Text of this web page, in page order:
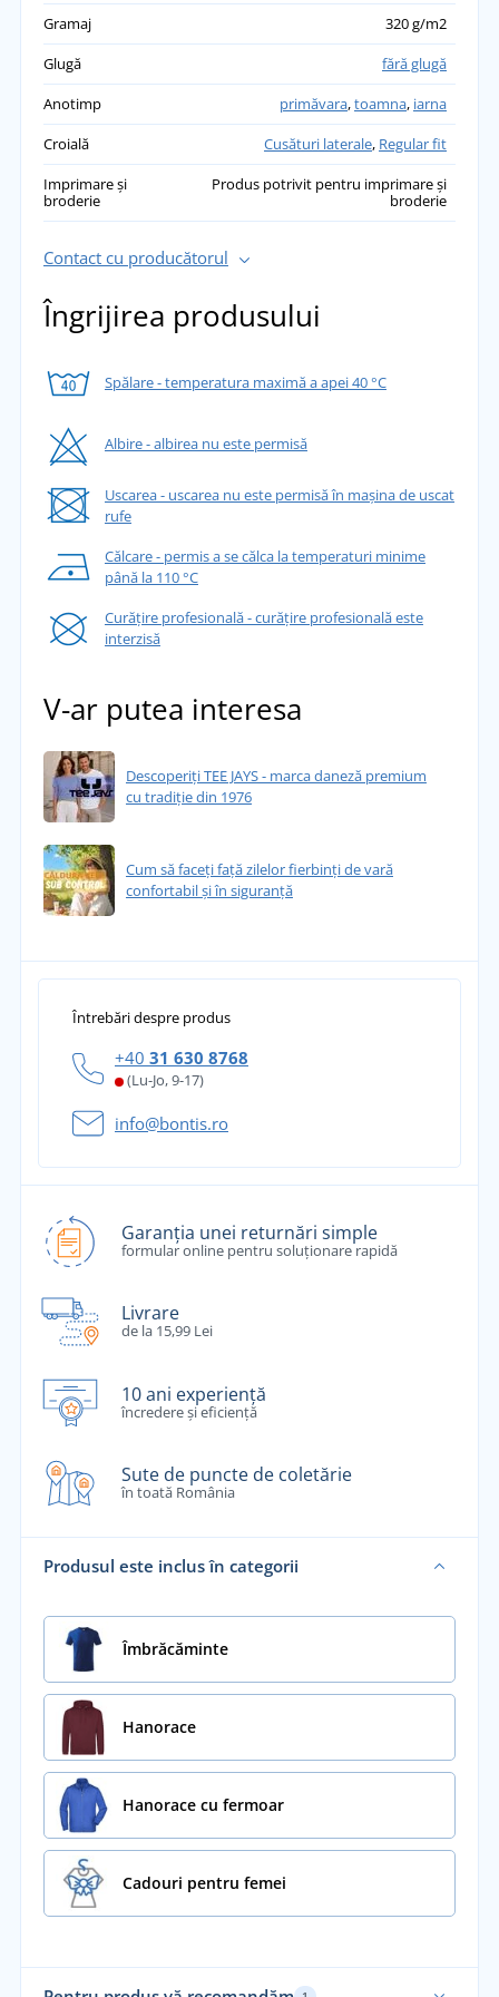
Gramaj
320 g/m2
Glugă
fără glugă
Anotimp
primăvara,toamna, iarna
Croială
Cusături laterale, Regular fit
Imprimare și
broderie
Produs potrivit pentru imprimare și
broderie
Contact cu producătorul
Îngrijirea produsului
Spălare - temperatura maximă a apei 40 °C
Albire - albirea nu este permisă
Uscarea - uscarea nu este permisă în mașina de uscat
rufe
Călcare - permis a se călca la temperaturi minime
până la 110 °C
Curățire profesională - curățire profesională este
interzisă
V-ar putea interesa
Descoperiți TEE JAYS - marca daneză premium
cu tradiție din 1976
Cum să faceți față zilelor fierbinți de vară
confortabil și în siguranță
Întrebări despre produs
+40 31 630 8768
(Lu-Jo, 9-17)
info@bontis.ro
Garanția unei returnări simple
formular online pentru soluționare rapidă
Livrare
de la 15,99 Lei
10 ani experiență
încredere și eficiență
Sute de puncte de coletărie
în toată România
Produsul este inclus în categorii
Îmbrăcăminte
Hanorace
Hanorace cu fermoar
Cadouri pentru femei